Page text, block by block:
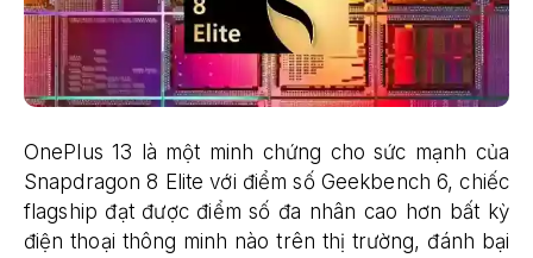
OnePlus 13 là một minh chứng cho sức mạnh của
Snapdragon 8 Elite với điểm số Geekbench 6, chiếc
flagship đạt được điểm số đa nhân cao hơn bất kỳ
điện thoại thông minh nào trên thị trường, đánh bại